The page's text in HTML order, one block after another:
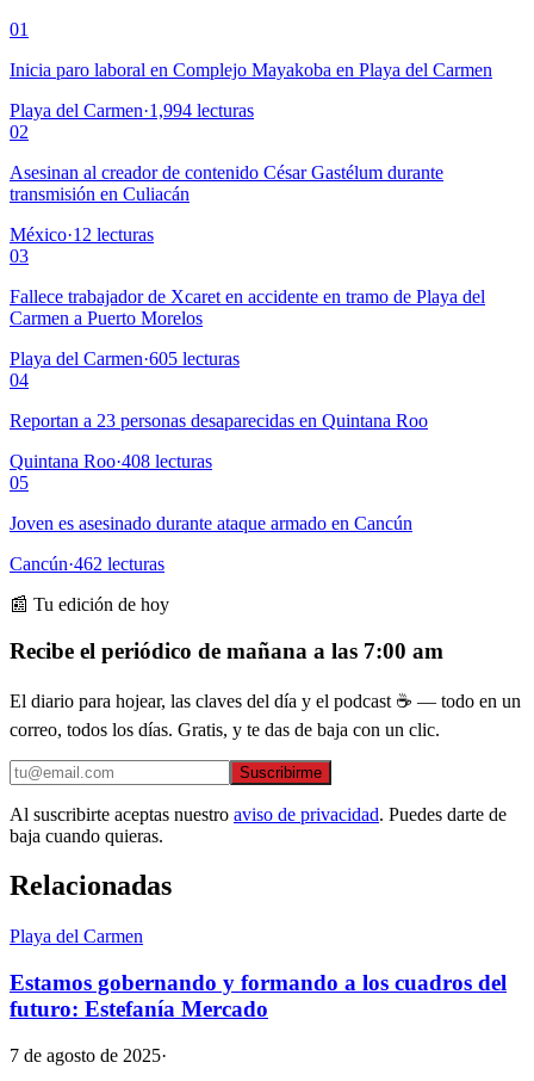
01
Inicia paro laboral en Complejo Mayakoba en Playa del Carmen
Playa del Carmen·1,994 lecturas
02
Asesinan al creador de contenido César Gastélum durante
transmisión en Culiacán
México·12 lecturas
03
Fallece trabajador de Xcaret en accidente en tramo de Playa del
Carmen a Puerto Morelos
Playa del Carmen·605 lecturas
04
Reportan a 23 personas desaparecidas en Quintana Roo
Quintana Roo·408 lecturas
05
Joven es asesinado durante ataque armado en Cancún
Cancún·462 lecturas
📰 Tu edición de hoy
Recibe el periódico de mañana a las 7:00 am
El diario para hojear, las claves del día y el podcast ☕ — todo en un
correo, todos los días. Gratis, y te das de baja con un clic.
Suscribirme
Al suscribirte aceptas nuestro aviso de privacidad. Puedes darte de
baja cuando quieras.
Relacionadas
Playa del Carmen
Estamos gobernando y formando a los cuadros del
futuro: Estefanía Mercado
7 de agosto de 2025·